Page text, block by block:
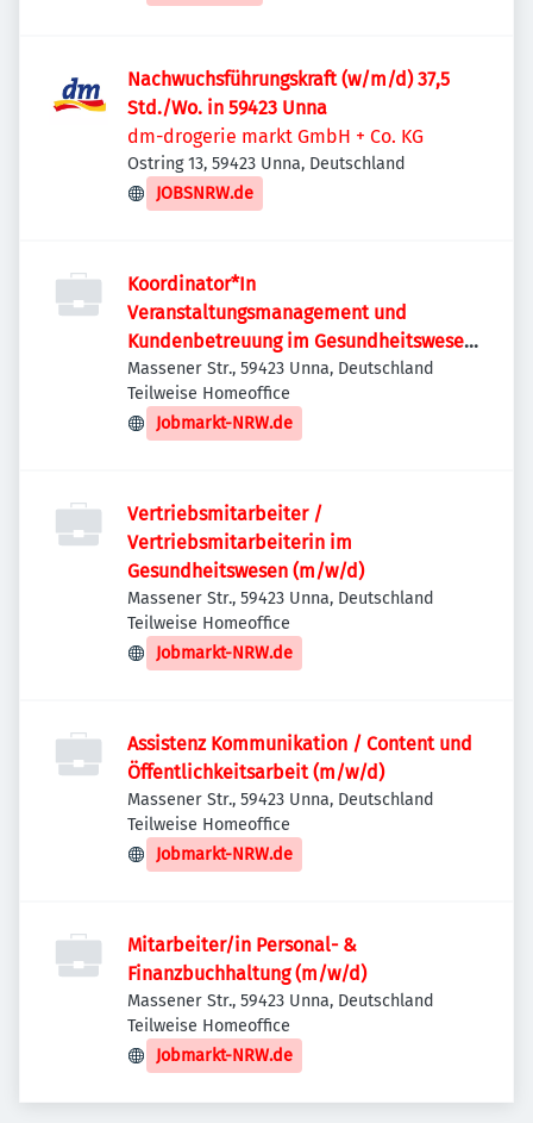
Nachwuchsführungskraft (w/m/d) 37,5
Std./Wo. in 59423 Unna
dm-drogerie markt GmbH + Co. KG
Ostring 13, 59423 Unna, Deutschland
JOBSNRW.de
Koordinator*In
Veranstaltungsmanagement und
Kundenbetreuung im Gesundheitswesen
(m/w/d)
Massener Str., 59423 Unna, Deutschland
Teilweise Homeoffice
Jobmarkt-NRW.de
Vertriebsmitarbeiter /
Vertriebsmitarbeiterin im
Gesundheitswesen (m/w/d)
Massener Str., 59423 Unna, Deutschland
Teilweise Homeoffice
Jobmarkt-NRW.de
Assistenz Kommunikation / Content und
Öffentlichkeitsarbeit (m/w/d)
Massener Str., 59423 Unna, Deutschland
Teilweise Homeoffice
Jobmarkt-NRW.de
Mitarbeiter/in Personal- &
Finanzbuchhaltung (m/w/d)
Massener Str., 59423 Unna, Deutschland
Teilweise Homeoffice
Jobmarkt-NRW.de